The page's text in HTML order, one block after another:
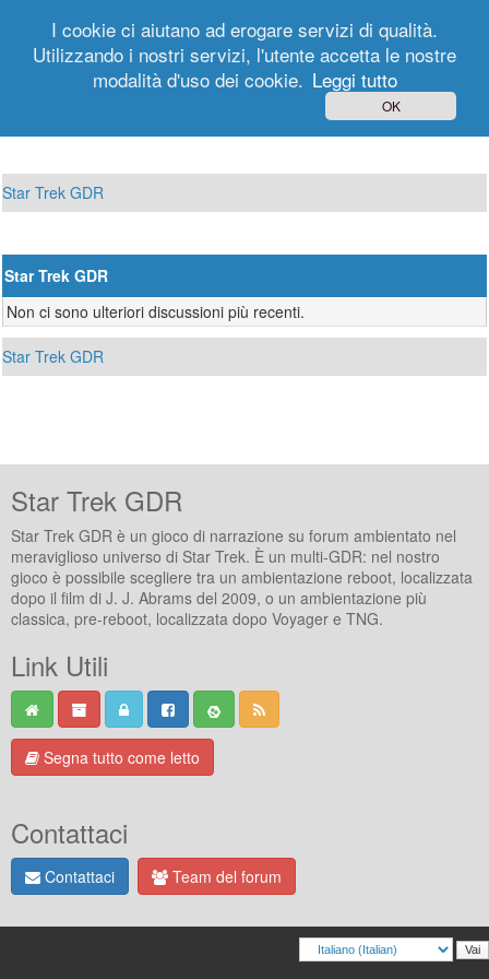
Registrati
Star Trek GDR
Star Trek GDR
Non ci sono ulteriori discussioni più recenti.
Star Trek GDR
Star Trek GDR
Star Trek GDR è un gioco di narrazione su forum ambientato nel
meraviglioso universo di Star Trek. È un multi-GDR: nel nostro
gioco è possibile scegliere tra un ambientazione reboot, localizzata
dopo il film di J. J. Abrams del 2009, o un ambientazione più
classica, pre-reboot, localizzata dopo Voyager e TNG.
Link Utili
Segna tutto come letto
Contattaci
Contattaci Team del forum
I cookie ci aiutano ad erogare servizi di qualità.
Utilizzando i nostri servizi, l'utente accetta le nostre
modalità d'uso dei cookie. Leggi tutto
OK